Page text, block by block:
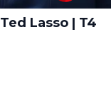
Ted Lasso | T4